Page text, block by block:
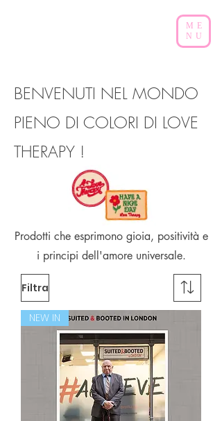
ME
NU
BENVENUTI NEL MONDO
PIENO DI COLORI DI LOVE
THERAPY !
Prodotti che esprimono gioia, positività e
i principi dell'amore universale.
Filtra
NEW IN